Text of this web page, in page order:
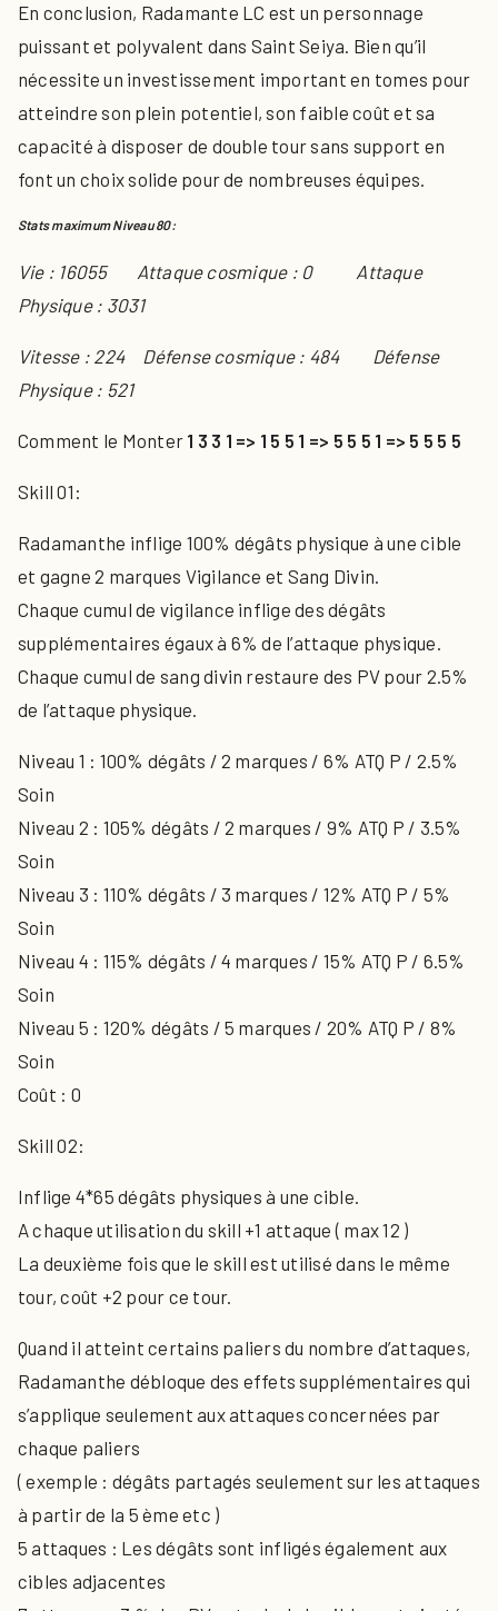
En conclusion, Radamante LC est un personnage
puissant et polyvalent dans Saint Seiya. Bien qu’il
nécessite un investissement important en tomes pour
atteindre son plein potentiel, son faible coût et sa
capacité à disposer de double tour sans support en
font un choix solide pour de nombreuses équipes.
Stats maximum Niveau 80:​
Vie : 16055 Attaque cosmique : 0
Attaque
Physique : 3031
Vitesse : 224 Défense cosmique : 484 Défense
Physique : 521
Comment le Monter 1 3 3 1 => 1 5 5 1 => 5 5 5 1 => 5 5 5 5
Skill 01:
Radamanthe inflige 100% dégâts physique à une cible
et gagne 2 marques Vigilance et Sang Divin.
Chaque cumul de vigilance inflige des dégâts
supplémentaires égaux à 6% de l’attaque physique.
Chaque cumul de sang divin restaure des PV pour 2.5%
de l’attaque physique.
Niveau 1 : 100% dégâts / 2 marques / 6% ATQ P / 2.5%
Soin
Niveau 2 : 105% dégâts / 2 marques / 9% ATQ P / 3.5%
Soin
Niveau 3 : 110% dégâts / 3 marques / 12% ATQ P / 5%
Soin
Niveau 4 : 115% dégâts / 4 marques / 15% ATQ P / 6.5%
Soin
Niveau 5 : 120% dégâts / 5 marques / 20% ATQ P / 8%
Soin
Coût : 0
Skill 02:
Inflige 4*65 dégâts physiques à une cible.
A chaque utilisation du skill +1 attaque ( max 12 )
La deuxième fois que le skill est utilisé dans le même
tour, coût +2 pour ce tour.
Quand il atteint certains paliers du nombre d’attaques,
Radamanthe débloque des effets supplémentaires qui
s’applique seulement aux attaques concernées par
chaque paliers
( exemple : dégâts partagés seulement sur les attaques
à partir de la 5 ème etc )
5 attaques : Les dégâts sont infligés également aux
cibles adjacentes